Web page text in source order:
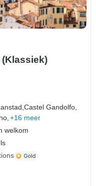
Castel Gandolfo,
+16 meer
welkom